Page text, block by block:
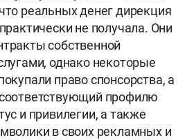
реальных денег дирекция
не получала. Они
собственной
однако некоторые
право спонсорства, а
профилю
и привилегии, а также
в своих рекламных и